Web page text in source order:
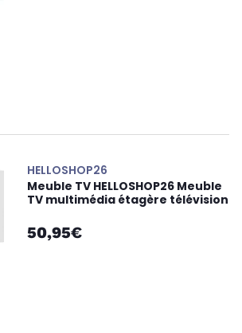
HELLOSHOP26
Meuble TV HELLOSHOP26 Meuble
TV multimédia étagère télévision
50,95€